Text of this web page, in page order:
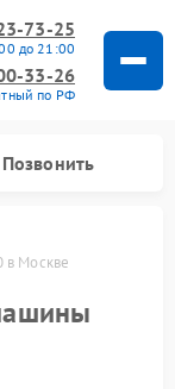
73-25
до 21:00
33-26
по РФ
Позвонить
в Москве